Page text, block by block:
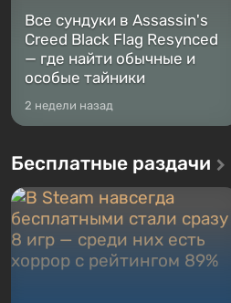
Все сундуки в Assassin's
Creed Black Flag Resynced
— где найти обычные и
особые тайники
2 недели назад
Бесплатные раздачи